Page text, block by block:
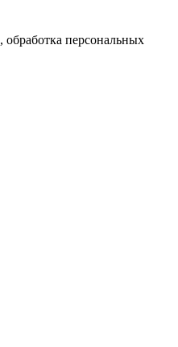
, обработка персональных